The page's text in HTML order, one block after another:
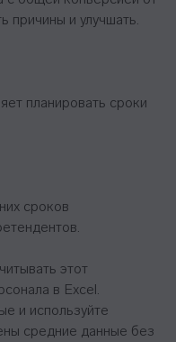
причины и улучшать.
планировать сроки
сроков
этот
в Excel.
и используйте
средние данные без